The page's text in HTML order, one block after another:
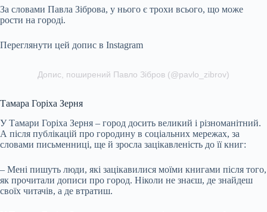
За словами Павла Зіброва, у нього є трохи всього, що може
рости на городі.
Переглянути цей допис в Instagram
Допис, поширений Павло Зібров (@pavlo_zibrov)
Тамара Горіха Зерня
У Тамари Горіха Зерня – город досить великий і різноманітний.
А після публікацій про городину в соціальних мережах, за
словами письменниці, ще й зросла зацікавленість до її книг:
– Мені пишуть люди, які зацікавилися моїми книгами після того,
як прочитали дописи про город. Ніколи не знаєш, де знайдеш
своїх читачів, а де втратиш.